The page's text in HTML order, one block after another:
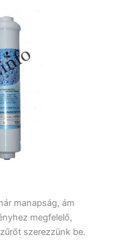
manapság, ám
megfelelő,
szerezzünk be.